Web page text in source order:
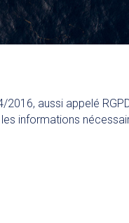
aussi appelé
informations